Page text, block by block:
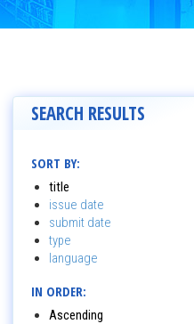
SEARCH RESULTS
SORT BY:
title
issue date
submit date
type
language
IN ORDER:
Ascending